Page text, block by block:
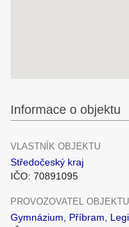
Informace o objektu
VLASTNÍK OBJEKTU
Středočeský kraj
IČO: 70891095
PROVOZOVATEL OBJEKTU
Gymnázium, Příbram,